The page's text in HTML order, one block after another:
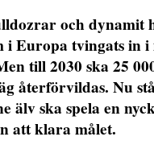
och dynamit
i Europa tvingats in i
till 2030 ska 25
återförvildas. Nu
älv ska spela en
att klara målet.